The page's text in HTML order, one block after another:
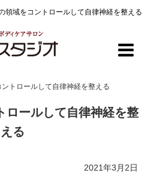
領域をコントロールして自律神経を整える
トロールして自律神経を整える
ロールして自律神経を整
える
2021年3月2日